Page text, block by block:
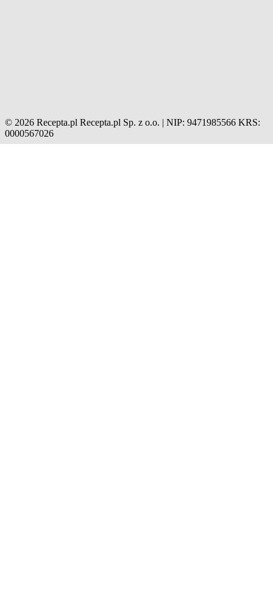
© 2026 Recepta.pl Recepta.pl Sp. z o.o. | NIP: 9471985566 KRS:
0000567026